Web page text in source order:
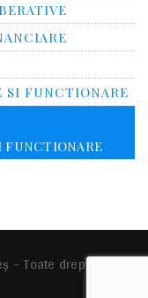
SI FUNCTIONARE
FUNCTIONARE
– Toate drepturile